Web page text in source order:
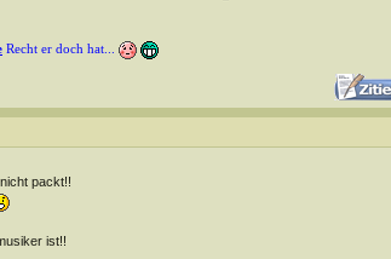
Recht er doch hat...
packt!!
ist!!